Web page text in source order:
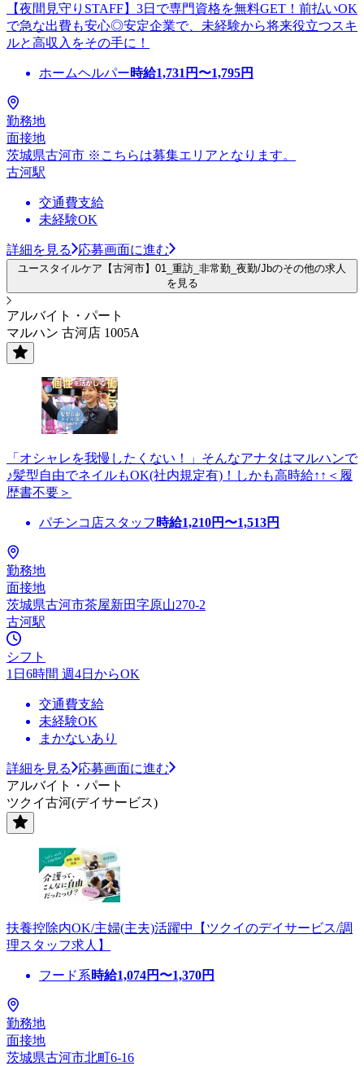
【夜間見守りSTAFF】3日で専門資格を無料GET！前払いOK
で急な出費も安心◎安定企業で、未経験から将来役立つスキ
ルと高収入をその手に！
ホームヘルパー時給1,731 円〜1,795円
勤務地
面接地
茨城県古河市 ※こちらは募集エリアとなります。
古河駅
交通費支給
未経験OK
詳細を見る 応募画面に進む
ユースタイルケア【古河市】01_重訪_非常勤_夜勤/Jbのその他の求人
を見る
アルバイト・パート
マルハン 古河店 1005A
「オシャレを我慢したくない！」そんなアナタはマルハンで
♪髪型自由でネイルもOK(社内規定有)！しかも高時給↑↑＜履
歴書不要＞
パチンコ店スタッフ 時給1,210円〜1,513円
勤務地
面接地
茨城県古河市茶屋新田字原山270-2
古河駅
シフト
1日6時間 週4日からOK
交通費支給
未経験OK
まかないあり
詳細を見る
応募画面に進む
アルバイト・パート
ツクイ古河(デイサービス)
扶養控除内OK/主婦(主夫)活躍中【ツクイのデイサービス/調
理スタッフ求人】
フード系時給1,074円〜1,370円
勤務地
面接地
茨城県古河市北町6-16